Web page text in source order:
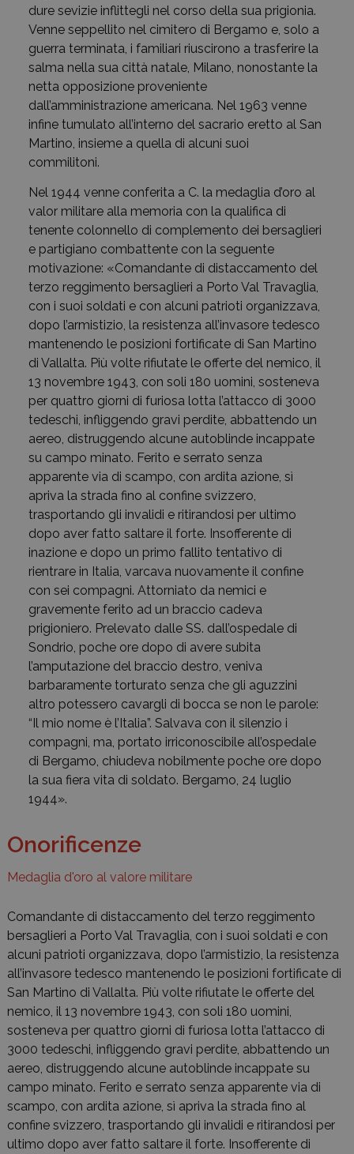
dure sevizie inflittegli nel corso della sua prigionia.
Venne seppellito nel cimitero di Bergamo e, solo a
guerra terminata, i familiari riuscirono a trasferire la
salma nella sua città natale, Milano, nonostante la
netta opposizione proveniente
dall’amministrazione americana. Nel 1963 venne
infine tumulato all’interno del sacrario eretto al San
Martino, insieme a quella di alcuni suoi
commilitoni.
Nel 1944 venne conferita a C. la medaglia d’oro al
valor militare alla memoria con la qualifica di
tenente colonnello di complemento dei bersaglieri
e partigiano combattente con la seguente
motivazione: «Comandante di distaccamento del
terzo reggimento bersaglieri a Porto Val Travaglia,
con i suoi soldati e con alcuni patrioti organizzava,
dopo l’armistizio, la resistenza all’invasore tedesco
mantenendo le posizioni fortificate di San Martino
di Vallalta. Più volte rifiutate le offerte del nemico, il
13 novembre 1943, con soli 180 uomini, sosteneva
per quattro giorni di furiosa lotta l’attacco di 3000
tedeschi, infliggendo gravi perdite, abbattendo un
aereo, distruggendo alcune autoblinde incappate
su campo minato. Ferito e serrato senza
apparente via di scampo, con ardita azione, sì
apriva la strada fino al confine svizzero,
trasportando gli invalidi e ritirandosi per ultimo
dopo aver fatto saltare il forte. Insofferente di
inazione e dopo un primo fallito tentativo di
rientrare in Italia, varcava nuovamente il confine
con sei compagni. Attorniato da nemici e
gravemente ferito ad un braccio cadeva
prigioniero. Prelevato dalle SS. dall’ospedale di
Sondrio, poche ore dopo di avere subita
l’amputazione del braccio destro, veniva
barbaramente torturato senza che gli aguzzini
altro potessero cavargli di bocca se non le parole:
“Il mio nome è l’Italia”. Salvava con il silenzio i
compagni, ma, portato irriconoscibile all’ospedale
di Bergamo, chiudeva nobilmente poche ore dopo
la sua fiera vita di soldato. Bergamo, 24 luglio
1944».
Onorificenze
Medaglia d'oro al valore militare
Comandante di distaccamento del terzo reggimento
bersaglieri a Porto Val Travaglia, con i suoi soldati e con
alcuni patrioti organizzava, dopo l’armistizio, la resistenza
all’invasore tedesco mantenendo le posizioni fortificate di
San Martino di Vallalta. Più volte rifiutate le offerte del
nemico, il 13 novembre 1943, con soli 180 uomini,
sosteneva per quattro giorni di furiosa lotta l’attacco di
3000 tedeschi, infliggendo gravi perdite, abbattendo un
aereo, distruggendo alcune autoblinde incappate su
campo minato. Ferito e serrato senza apparente via di
scampo, con ardita azione, sì apriva la strada fino al
confine svizzero, trasportando gli invalidi e ritirandosi per
ultimo dopo aver fatto saltare il forte. Insofferente di